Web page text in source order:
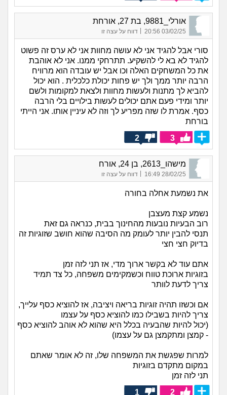
אורלי_9881, בת 27, אורחת
03/02/25 20:56
| דווח על עצה זו
סורי אבל להגיד אני לא עושה מחוות אני לא ערס זה פשוט
להגיד לא בא לי להשקיע. תתרחקי ממנו. אני לא אוהבת
את כל המשחקים האלה וכו אבל יש עובדה הוא מרוויח
הרבה יותר ממך ולך יש פחות יכולת כלכלית . הוא יכול
להביא לך מתנות ולעשות מחוות ולצאת למקומות ולשם
יותר ומידי פעם אתם יכולים לעשות בילויים בלי הרבה
כסף. אמרת לו שזה מפריע לך וזה לא עיניין אותו. אני הייתי
בורחת
3
2
מישהו_2613, בן 24, אורח
28/02/25 16:49
| דווח על עצה זו
את נשמעת אחלה בחורה
נשמע קצת מעצבן
רוב הבעיות נובעות מהחינוך בבית, כנראה גם זאת
תנסי להבין יותר לעומק מה הסיבה שהוא חושב שזוגיות זה
בדיוק חצי חצי
אתם עוד לא בקשר ארוך מדי, אז תני לזה זמן
בזוגיות ארוכת טווח וכשמקימים משפחה, כל צד תמיד
צריך לדעת לוותר
אם וכשזו תהיה זוגיות בריאה ויציבה, אז להוציא כסף עלייך,
צריך להיות בשבילו כמו להוציא כסף על עצמו
(יכול להיות שהבעיה בכלל היא שהוא לא אוהב להוציא כסף
- קמצן ומתקמצן גם על עצמו)
למרות שפגשת את המשפחה שלו, זה לא אומר שאתם
במקום מתקדם בזוגיות
תני לזה זמן
2
1